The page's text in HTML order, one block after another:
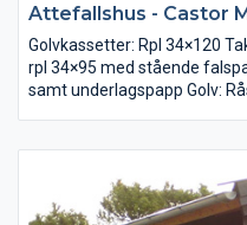
Attefallshus - Castor
Golvkassetter: Rpl 34×120
rpl 34×95 med stående
samt underlagspapp Golv: